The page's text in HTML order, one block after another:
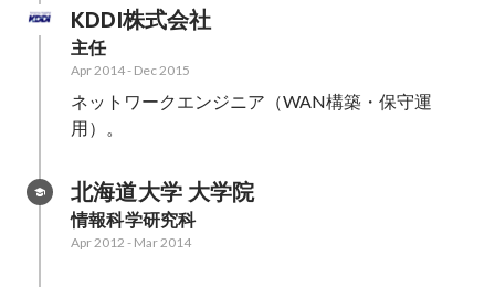
KDDI株式会社
主任
Apr 2014- Dec 2015
ネットワークエンジニア（WAN構築・保守運
用）。
北海道大学 大学院
情報科学研究科
Apr 2012 - Mar 2014